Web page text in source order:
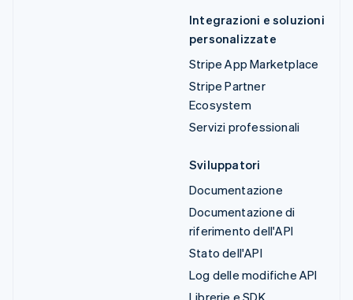
Integrazioni e soluzioni
personalizzate
Stripe App Marketplace
Stripe Partner
Ecosystem
Servizi professionali
Sviluppatori
Documentazione
Documentazione di
riferimento dell'API
Stato dell'API
Log delle modifiche API
Librerie e SDK